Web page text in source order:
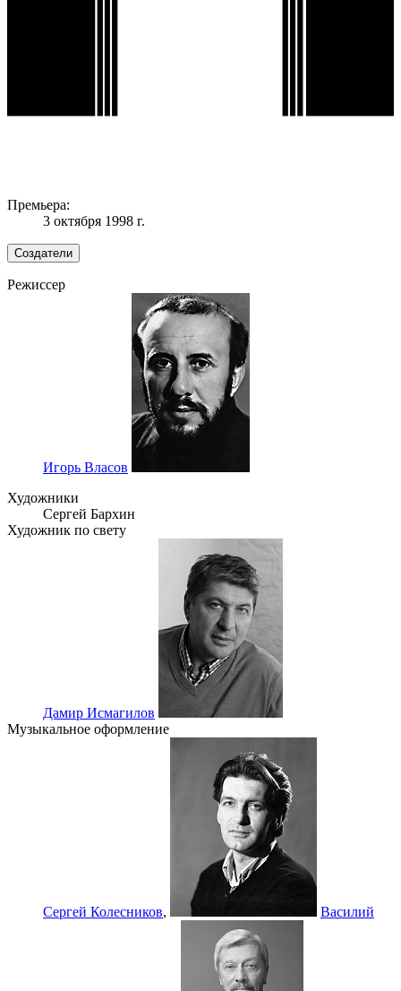
Премьера:
3 октября 1998 г.
Создатели
Режиссер
Игорь Власов
Художники
Сергей Бархин
Художник по свету
Дамир Исмагилов
Музыкальное оформление
Сергей Колесников, Василий